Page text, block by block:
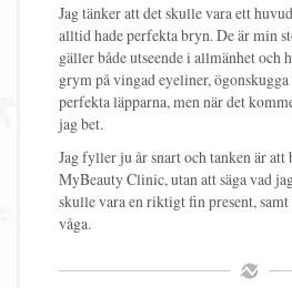
Jag tänker att det skulle vara ett
alltid hade perfekta bryn. De är min
gäller både utseende i allmänhet och
grym på vingad eyeliner,
perfekta läpparna, men när det
jag bet.
Jag fyller ju år snart och tanken är att
MyBeauty Clinic, utan att säga vad
skulle vara en riktigt fin present,
våga.